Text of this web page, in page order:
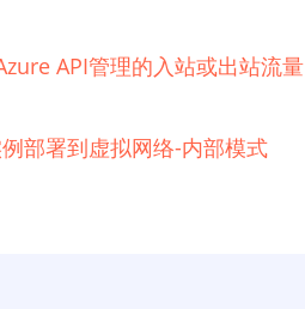
API管理的入站或出站流量
部署到虚拟网络-内部模式